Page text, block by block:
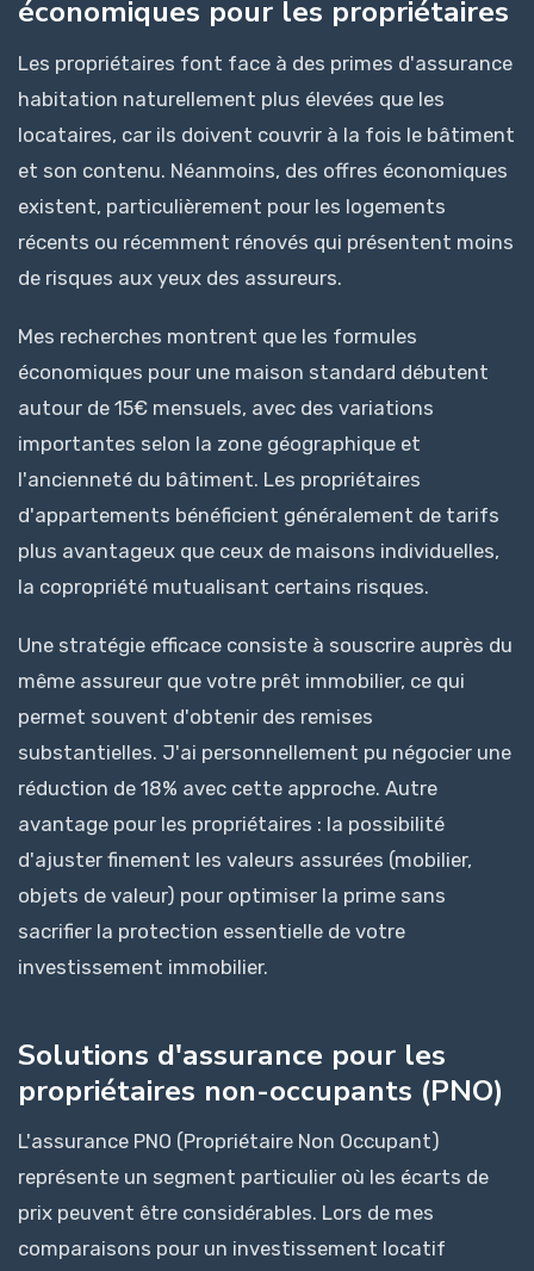
économiques pour les propriétaires
Les propriétaires font face à des primes d'assurance
habitation naturellement plus élevées que les
locataires, car ils doivent couvrir à la fois le bâtiment
et son contenu. Néanmoins, des offres économiques
existent, particulièrement pour les logements
récents ou récemment rénovés qui présentent moins
de risques aux yeux des assureurs.
Mes recherches montrent que les formules
économiques pour une maison standard débutent
autour de 15€ mensuels, avec des variations
importantes selon la zone géographique et
l'ancienneté du bâtiment. Les propriétaires
d'appartements bénéficient généralement de tarifs
plus avantageux que ceux de maisons individuelles,
la copropriété mutualisant certains risques.
Une stratégie efficace consiste à souscrire auprès du
même assureur que votre prêt immobilier, ce qui
permet souvent d'obtenir des remises
substantielles. J'ai personnellement pu négocier une
réduction de 18% avec cette approche. Autre
avantage pour les propriétaires : la possibilité
d'ajuster finement les valeurs assurées (mobilier,
objets de valeur) pour optimiser la prime sans
sacrifier la protection essentielle de votre
investissement immobilier.
Solutions d'assurance pour les
propriétaires non-occupants (PNO)
L'assurance PNO (Propriétaire Non Occupant)
représente un segment particulier où les écarts de
prix peuvent être considérables. Lors de mes
comparaisons pour un investissement locatif